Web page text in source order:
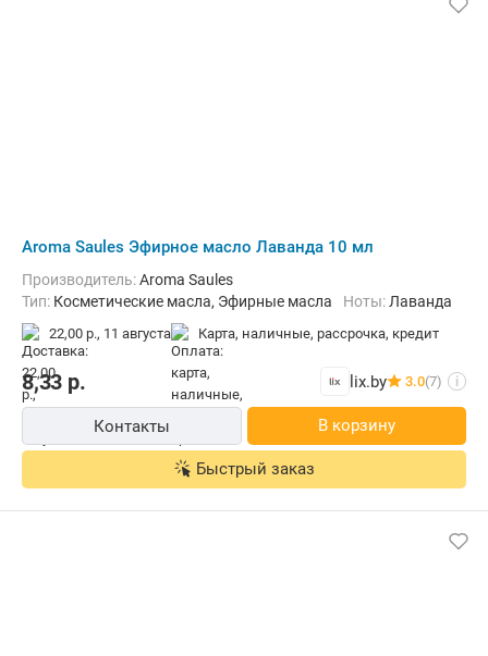
Aroma Saules Эфирное масло Лаванда 10 мл
Производитель:Aroma Saules
Тип: Косметические масла, Эфирные масла Ноты: Лаванда
22,00 р., 11 августа карта, наличные, рассрочка, кредит
8,33 р. lix.by 3.0(7) i
Контакты В корзину
Быстрый заказ